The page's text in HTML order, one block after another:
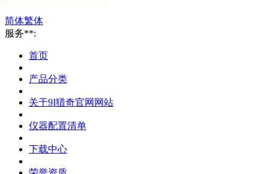
简体繁体
服务**:
首页
产品分类
关于9I猎奇官网网站
仪器配置清单
下载中心